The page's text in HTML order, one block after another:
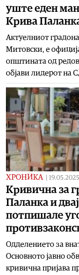
уште еден
Крива
Актуелниот
Митовски, е
општината од
објави лидерот
ХРОНИКА 19.05.2025
Кривична за
Паланка и
потпишале
Одделението за
Основното јавно
кривична пријава